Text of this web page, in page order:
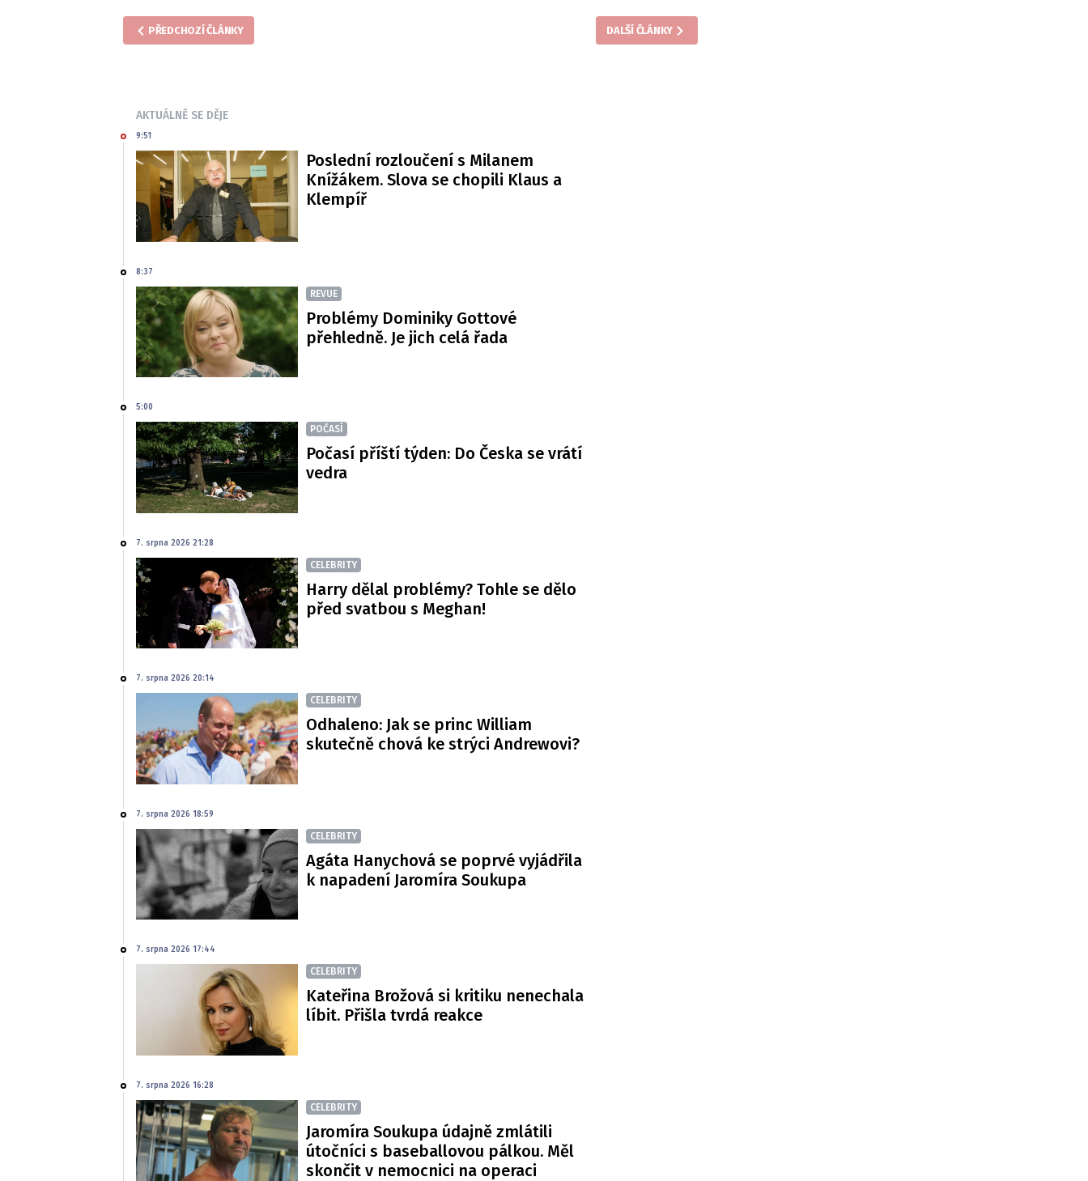
PŘEDCHOZÍ ČLÁNKY DALŠÍ ČLÁNKY
AKTUÁLNĚ SE DĚJE
9:51
Poslední rozloučení s Milanem
Knížákem. Slova se chopili Klaus a
Klempíř
8:37
REVUE
Problémy Dominiky Gottové
přehledně. Je jich celá řada
5:00
POČASÍ
Počasí příští týden: Do Česka se vrátí
vedra
7. srpna 2026 21:28
CELEBRITY
Harry dělal problémy? Tohle se dělo
před svatbou s Meghan!
7. srpna 2026 20:14
CELEBRITY
Odhaleno: Jak se princ William
skutečně chová ke strýci Andrewovi?
7. srpna 2026 18:59
CELEBRITY
Agáta Hanychová se poprvé vyjádřila
k napadení Jaromíra Soukupa
7. srpna 2026 17:44
CELEBRITY
Kateřina Brožová si kritiku nenechala
líbit. Přišla tvrdá reakce
7. srpna 2026 16:28
CELEBRITY
Jaromíra Soukupa údajně zmlátili
útočníci s baseballovou pálkou. Měl
skončit v nemocnici na operaci